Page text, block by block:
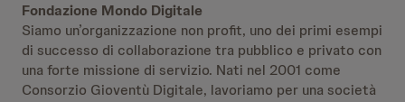
Fondazione Mondo Digitale
Siamo un’organizzazione non profit, uno dei primi esempi
di successo di collaborazione tra pubblico e privato con
una forte missione di servizio. Nati nel 2001 come
Consorzio Gioventù Digitale, lavoriamo per una società